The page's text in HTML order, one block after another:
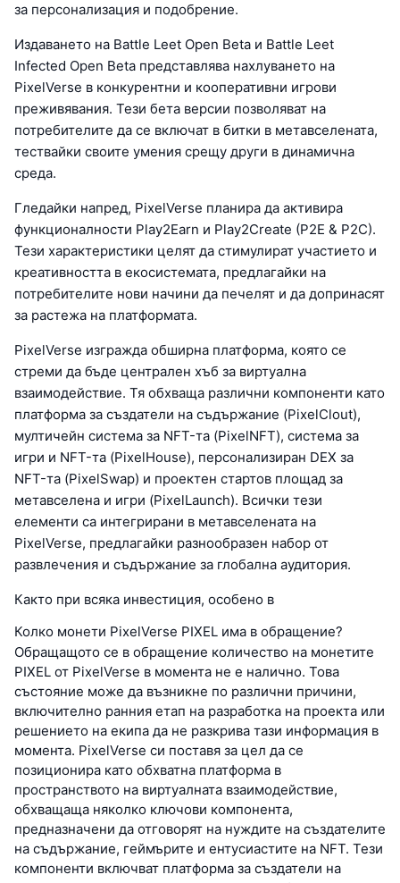
за персонализация и подобрение.
Издаването на Battle Leet Open Beta и Battle Leet
Infected Open Beta представлява нахлуването на
PixelVerse в конкурентни и кооперативни игрови
преживявания. Тези бета версии позволяват на
потребителите да се включат в битки в метавселената,
тествайки своите умения срещу други в динамична
среда.
Гледайки напред, PixelVerse планира да активира
функционалности Play2Earn и Play2Create (P2E & P2C).
Тези характеристики целят да стимулират участието и
креативността в екосистемата, предлагайки на
потребителите нови начини да печелят и да допринасят
за растежа на платформата.
PixelVerse изгражда обширна платформа, която се
стреми да бъде централен хъб за виртуална
взаимодействие. Тя обхваща различни компоненти като
платформа за създатели на съдържание (PixelClout),
мултичейн система за NFT-та (PixelNFT), система за
игри и NFT-та (PixelHouse), персонализиран DEX за
NFT-та (PixelSwap) и проектен стартов площад за
метавселена и игри (PixelLaunch). Всички тези
елементи са интегрирани в метавселената на
PixelVerse, предлагайки разнообразен набор от
развлечения и съдържание за глобална аудитория.
Както при всяка инвестиция, особено в
Колко монети PixelVerse PIXEL има в обращение?
Обращащото се в обращение количество на монетите
PIXEL от PixelVerse в момента не е налично. Това
състояние може да възникне по различни причини,
включително ранния етап на разработка на проекта или
решението на екипа да не разкрива тази информация в
момента. PixelVerse си поставя за цел да се
позиционира като обхватна платформа в
пространството на виртуалната взаимодействие,
обхващаща няколко ключови компонента,
предназначени да отговорят на нуждите на създателите
на съдържание, геймърите и ентусиастите на NFT. Тези
компоненти включват платформа за създатели на